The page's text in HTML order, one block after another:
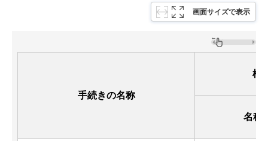
画面サイズで表示
手続きの名称
根
名称